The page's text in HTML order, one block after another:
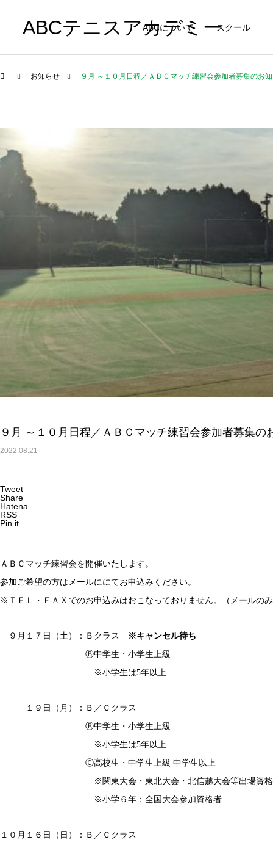
ABCテニスアカデミー
ABCについて スクール
お知らせ ９月 ～１０月日程／ＡＢＣマッチ練習会参加者募集のお
９月 ～１０月日程／ＡＢＣマッチ練習会参加者募集の
2022.08.21
Tweet
Share
Hatena
RSS
Pin it
ＡＢＣマッチ練習会を開催いたします。
参加ご希望の方はメールににてお申込みください。
※ＴＥＬ・ＦＡＸでのお申込みはおこなっておりません。（メールの
９月１７日（土）：Ｂクラス
※キャンセル待ち
Ⓑ中学生・小学生上級
※小学生は5年以上
１９日（月）：Ｂ／Ｃクラス
Ⓑ中学生・小学生上級
※小学生は5年以上
Ⓒ高校生・中学生上級 中学生以上
※関東大会・東北大会・北信越大会等出場資格
※小学６年：全国大会参加資格者
１０月１６日（日）：Ｂ／Ｃクラス